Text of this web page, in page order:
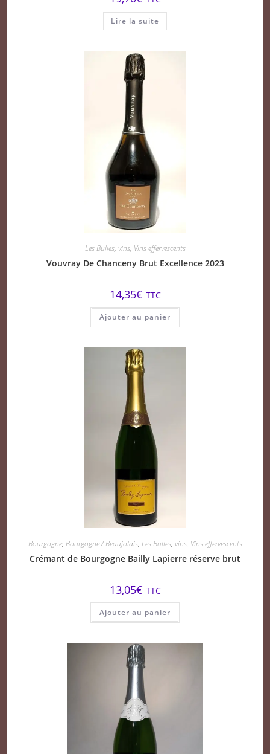
Lire la suite
Les Bulles, vins, Vins effervescents
Vouvray De Chanceny Brut Excellence 2023
14,35€ TTC
Ajouter au panier
Bourgogne, Bourgogne / Beaujolais, Les Bulles, vins, Vins effervescents
Crémant de Bourgogne Bailly Lapierre réserve brut
13,05€ TTC
Ajouter au panier